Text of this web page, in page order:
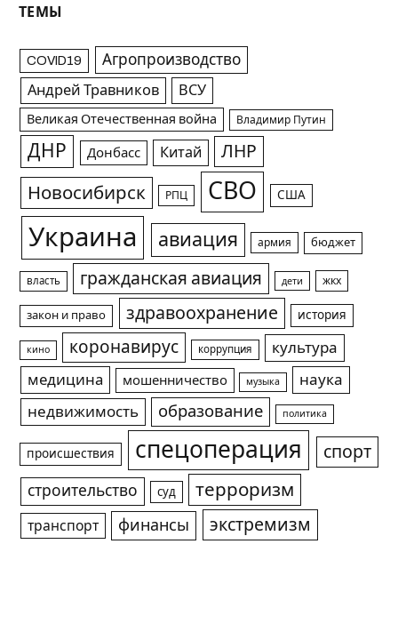
ТЕМЫ
COVID19 Агропроизводство
Андрей Травников ВСУ
Великая Отечественная война Владимир Путин
ДНР Донбасс Китай ЛНР
Новосибирск РПЦ СВО США
Украина авиация армия бюджет
власть гражданская авиация дети жкх
закон и право здравоохранение история
кино коронавирус коррупция
культура
медицина
мошенничество музыка
наука
недвижимость
образование политика
происшествия спецоперация спорт
строительство суд терроризм
транспорт финансы экстремизм